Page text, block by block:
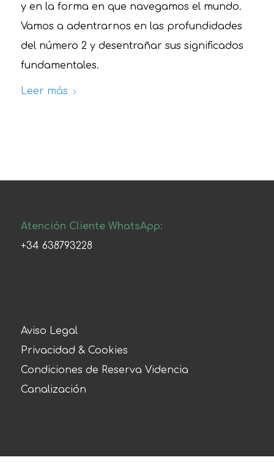
y en la forma en que navegamos el mundo.
Vamos a adentrarnos en las profundidades
del número 2 y desentrañar sus significados
fundamentales.
Leer más
Atención Cliente WhatsApp:
+34 638793228
Aviso Legal
Privacidad & Cookies
Condiciones de Reserva Videncia
Canalización